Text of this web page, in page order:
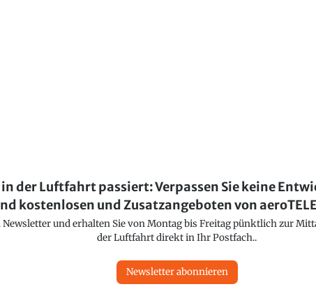
der Luftfahrt passiert: Verpassen Sie keine
kostenlosen und Zusatzangeboten von
und erhalten Sie von Montag bis Freitag pünktlich zur
der Luftfahrt direkt in Ihr Postfach..
Newsletter abonnieren